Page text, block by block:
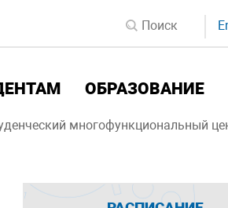
ОБРАЗОВАНИЕ
многофункциональный